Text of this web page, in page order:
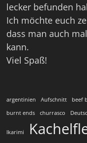
lecker befunden
Ich möchte euch
dass man auch
kann.
Viel Spaß!
argentinien Aufschnitt beef
burnt ends
churrasco
Ikarimi